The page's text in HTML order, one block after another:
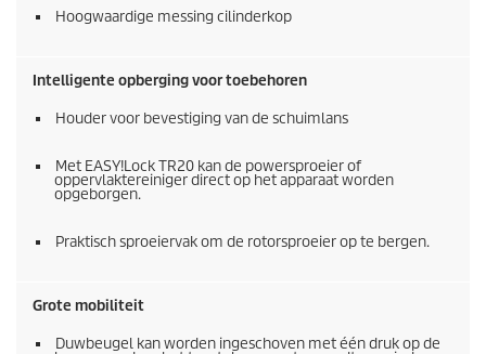
Hoogwaardige messing cilinderkop
Intelligente opberging voor toebehoren
Houder voor bevestiging van de schuimlans
Met EASY!LockTR20 kan de powersproeier of
oppervlaktereiniger direct op het apparaat worden
opgeborgen.
Praktisch sproeiervak om de rotorsproeier op te bergen.
Grote mobiliteit
Duwbeugel kan worden ingeschoven met één druk op de